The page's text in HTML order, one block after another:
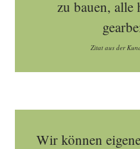
zu bauen, alle
Zitat aus der
Wir können